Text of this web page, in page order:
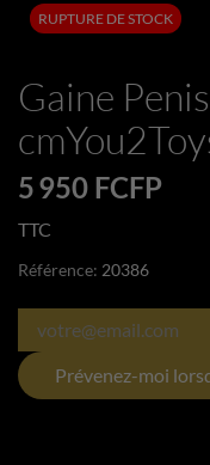
RUPTURE DE STOCK
Gaine
5 950 FCFP
TTC
Référence: 20386
Prévenez-moi